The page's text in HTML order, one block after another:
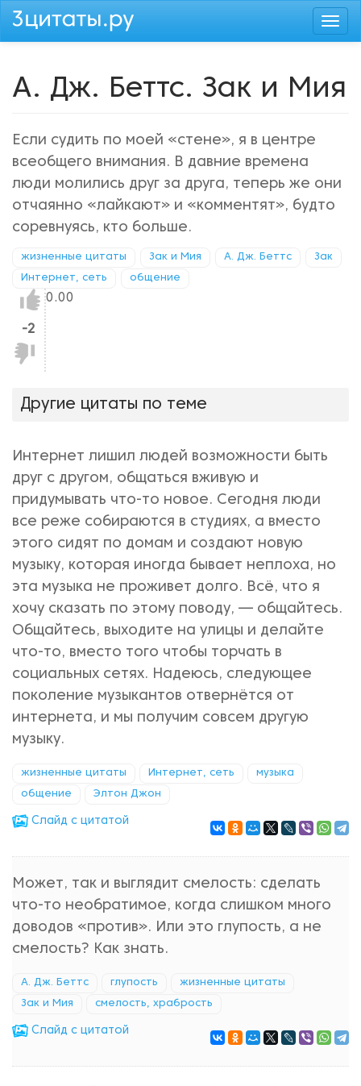
Перейти
А. Дж. Беттс. Зак и Мия
Если судить по моей «стене», я в центре
всеобщего внимания. В давние времена
люди молились друг за друга, теперь же они
отчаянно «лайкают» и «комментят», будто
соревнуясь, кто больше.
жизненные цитаты Зак и Мия А. Дж. Беттс Зак
Интернет, сеть общение
Нравится!
-2
Не
нравится!
0.00
Другие цитаты по теме
Интернет лишил людей возможности быть
друг с другом, общаться вживую и
придумывать что-то новое. Сегодня люди
все реже собираются в студиях, а вместо
этого сидят по домам и создают новую
музыку, которая иногда бывает неплоха, но
эта музыка не проживет долго. Всё, что я
хочу сказать по этому поводу, — общайтесь.
Общайтесь, выходите на улицы и делайте
что-то, вместо того чтобы торчать в
социальных сетях. Надеюсь, следующее
поколение музыкантов отвернётся от
интернета, и мы получим совсем другую
музыку.
жизненные цитаты Интернет, сеть музыка
общение Элтон Джон
Cлайд с цитатой
Может, так и выглядит смелость: сделать
что-то необратимое, когда слишком много
доводов «против». Или это глупость, а не
смелость? Как знать.
А. Дж. Беттс глупость жизненные цитаты
Зак и Мия смелость, храбрость
Cлайд с цитатой